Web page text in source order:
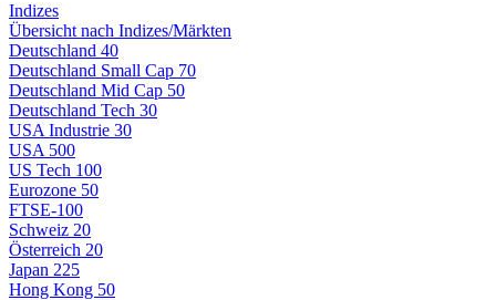
Indizes
Übersicht nach Indizes/Märkten
Deutschland 40
Deutschland Small Cap 70
Deutschland Mid Cap 50
Deutschland Tech 30
USA Industrie 30
USA 500
US Tech 100
Eurozone 50
FTSE-100
Schweiz 20
Österreich 20
Japan 225
Hong Kong 50